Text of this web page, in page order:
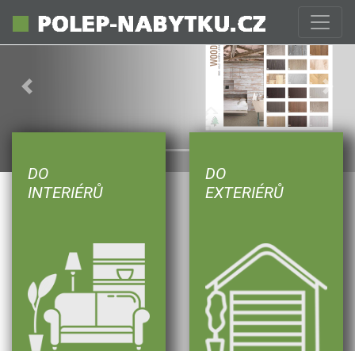
Previous Next
DO
INTERIÉRŮ
DO
EXTERIÉRŮ